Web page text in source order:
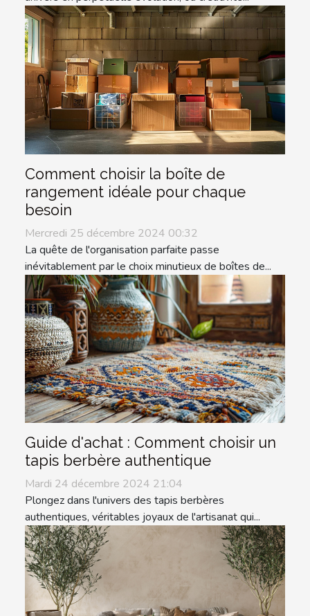
Comment choisir la boîte de
rangement idéale pour chaque
besoin
Mercredi 25 décembre 2024 00:32
La quête de l'organisation parfaite passe
inévitablement par le choix minutieux de boîtes de...
Guide d'achat : Comment choisir un
tapis berbère authentique
Mardi 24 décembre 2024 21:04
Plongez dans l'univers des tapis berbères
authentiques, véritables joyaux de l'artisanat qui...